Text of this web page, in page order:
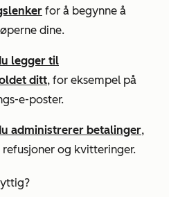
for å begynne å
dine.
legger til
ditt, for eksempel på
e-poster.
administrerer betalinger,
og kvitteringer.